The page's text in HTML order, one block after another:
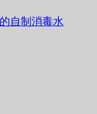
自制消毒水